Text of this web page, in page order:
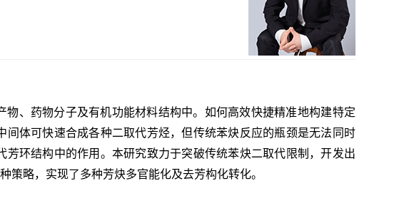
、药物分子及有机功能材料结构中。如何高效快捷精准地构建特定
体可快速合成各种二取代芳烃，但传统苯炔反应的瓶颈是无法同时
环结构中的作用。本研究致力于突破传统苯炔二取代限制，开发出
策略，实现了多种芳炔多官能化及去芳构化转化。